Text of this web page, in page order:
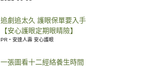
追劇追太久 護眼保單要入手
【安心護眼定期眼睛險】
PR・安達人壽 安心護眼
一張圖看十二經絡養生時間